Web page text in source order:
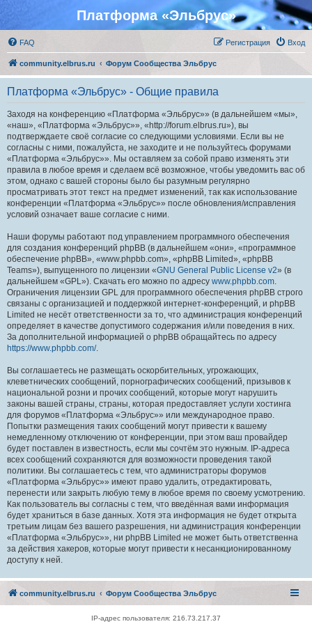
Платформа «Эльбрус»
FAQ Вход
Регистрация
community.elbrus.ru Форум Сообщества Эльбрус
Платформа «Эльбрус» - Общие правила
Заходя на конференцию «Платформа «Эльбрус»» (в дальнейшем «мы»,
«наш», «Платформа «Эльбрус»», «http://forum.elbrus.ru»), вы
подтверждаете своё согласие со следующими условиями. Если вы не
согласны с ними, пожалуйста, не заходите и не пользуйтесь форумами
«Платформа «Эльбрус»». Мы оставляем за собой право изменять эти
правила в любое время и сделаем всё возможное, чтобы уведомить вас об
этом, однако с вашей стороны было бы разумным регулярно
просматривать этот текст на предмет изменений, так как использование
конференции «Платформа «Эльбрус»» после обновления/исправления
условий означает ваше согласие с ними.
Наши форумы работают под управлением программного обеспечения
для создания конференций phpBB (в дальнейшем «они», «программное
обеспечение phpBB», «www.phpbb.com», «phpBB Limited», «phpBB
Teams»), выпущенного по лицензии «GNU General Public License v2» (в
дальнейшем «GPL»). Скачать его можно по адресу www.phpbb.com.
Ограничения лицензии GPL для программного обеспечения phpBB строго
связаны с организацией и поддержкой интернет-конференций, и phpBB
Limited не несёт ответственности за то, что администрация конференций
определяет в качестве допустимого содержания и/или поведения в них.
За дополнительной информацией о phpBB обращайтесь по адресу
https://www.phpbb.com/.
Вы соглашаетесь не размещать оскорбительных, угрожающих,
клеветнических сообщений, порнографических сообщений, призывов к
национальной розни и прочих сообщений, которые могут нарушить
законы вашей страны, страны, которая предоставляет услуги хостинга
для форумов «Платформа «Эльбрус»» или международное право.
Попытки размещения таких сообщений могут привести к вашему
немедленному отключению от конференции, при этом ваш провайдер
будет поставлен в известность, если мы сочтём это нужным. IP-адреса
всех сообщений сохраняются для возможности проведения такой
политики. Вы соглашаетесь с тем, что администраторы форумов
«Платформа «Эльбрус»» имеют право удалить, отредактировать,
перенести или закрыть любую тему в любое время по своему усмотрению.
Как пользователь вы согласны с тем, что введённая вами информация
будет храниться в базе данных. Хотя эта информация не будет открыта
третьим лицам без вашего разрешения, ни администрация конференции
«Платформа «Эльбрус»», ни phpBB Limited не может быть ответственна
за действия хакеров, которые могут привести к несанкционированному
доступу к ней.
community.elbrus.ru Форум Сообщества Эльбрус
IP-адрес пользователя: 216.73.217.37